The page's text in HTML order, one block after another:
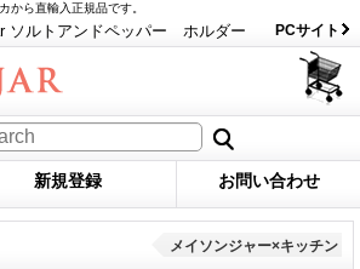
から直輸入正規品です。
ソルトアンドペッパー ホルダー PCサイト
新規登録 お問い合わせ
メイソンジャー×キッチン